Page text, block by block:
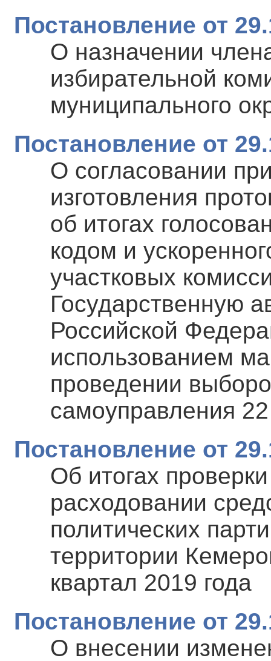
Постановление от
О назначении
избирательной
муниципального
Постановление от
О согласовании
изготовления
об итогах
кодом и
участковых
Государственную
Российской
использованием
проведении
самоуправления
Постановление от
Об итогах
расходовании
политических
территории
квартал 2019 года
Постановление от
О внесении